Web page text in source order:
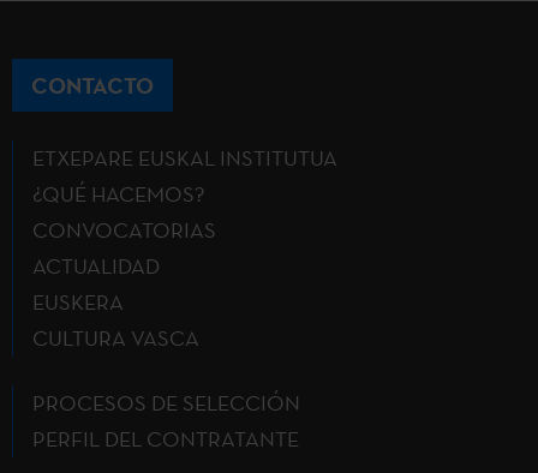
CONTACTO
ETXEPARE EUSKAL INSTITUTUA
¿QUÉ HACEMOS?
CONVOCATORIAS
ACTUALIDAD
EUSKERA
CULTURA VASCA
PROCESOS DE SELECCIÓN
PERFIL DEL CONTRATANTE